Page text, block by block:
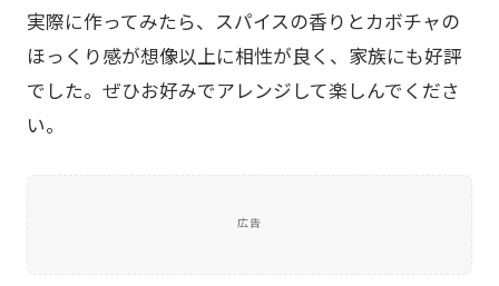
実際に作ってみたら、スパイスの香りとカボチャの
ほっくり感が想像以上に相性が良く、家族にも好評
でした。ぜひお好みでアレンジして楽しんでくださ
い。
広告